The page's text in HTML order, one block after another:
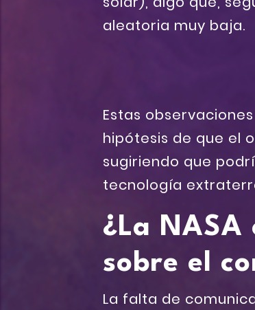
aleatoria muy baja.
Estas
hipótesis de que el
sugiriendo que
tecnología
¿La
sobre el
La falta de